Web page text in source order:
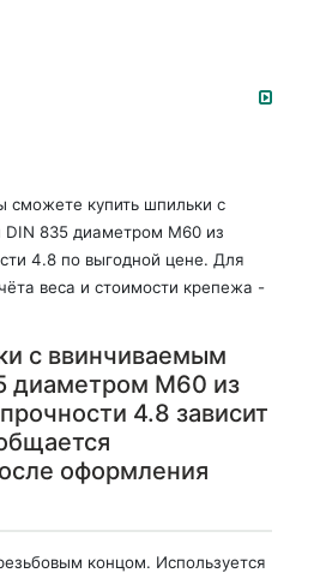
сможете купить шпильки с
835 диаметром М60 из
4.8 по выгодной цене. Для
веса и стоимости крепежа -
с ввинчиваемым
диаметром М60 из
4.8 зависит
оформления
концом. Используется